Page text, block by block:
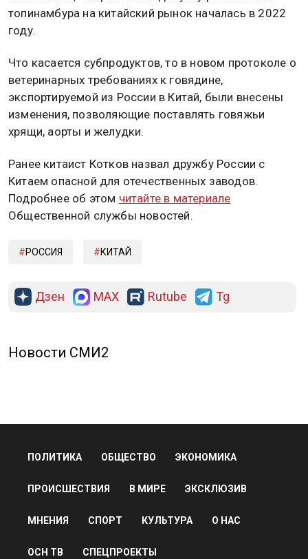
топинамбура на китайский рынок началась в 2022
году.
Что касается субпродуктов, то в новом протоколе о
ветеринарных требованиях к говядине,
экспортируемой из России в Китай, были внесены
изменения, позволяющие поставлять говяжьи
хрящи, аорты и желудки.
Ранее китаист Котков назвал дружбу России с
Китаем опасной для отечественных заводов.
Подробнее об этом читайте в материале
Общественной службы новостей.
РОССИЯ КИТАЙ
Дзен MAX Rutube Tg
Новости СМИ2
ПОЛИТИКА ОБЩЕСТВО ЭКОНОМИКА
ПРОИСШЕСТВИЯ В МИРЕ ЭКСКЛЮЗИВ
МНЕНИЯ СПОРТ КУЛЬТУРА О НАС
ОСН ТВ СПЕЦПРОЕКТЫ